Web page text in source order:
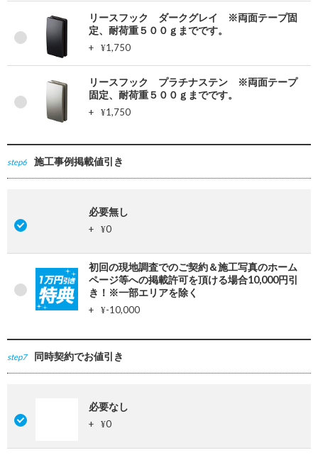
リースフック ダークグレイ ※両面テープ固
定、耐荷重５００ｇまでです。
+ ¥1,750
リースフック プラチナステン ※両面テープ
固定、耐荷重５００ｇまでです。
+ ¥1,750
step6 施工事例掲載値引き
必要無し
+ ¥0
初回の現地調査でのご契約＆施工写真のホーム
ページ等への掲載許可を頂ける場合10,000円引
き！※一部エリアを除く
+ ¥-10,000
step7 同時契約でお値引き
必要なし
+ ¥0